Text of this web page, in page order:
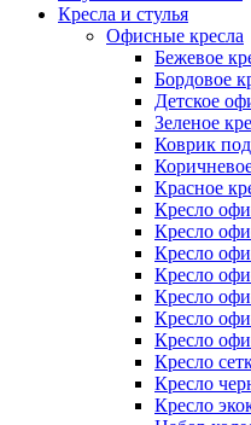
Кресла и стулья
Офисные кресла
Бежевое
Бордовое
Детское
Зеленое
Коврик
Красное
Кресло
Кресло
Кресло
Кресло
Кресло
Кресло
Кресло
Кресло
Кресло
Кресло